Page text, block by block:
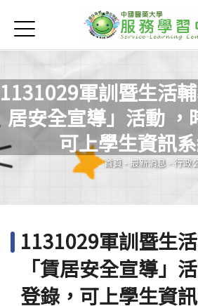
首頁
學務處首頁(link is external)
服學資訊
最新消息
Open submenu (相關連結)
相關連結
Open submenu (活動集錦)
Open submenu (服務智庫)
服務智庫
服學專刊
Jump to
Jump to Main
1131029軍訓暨生活
居安全宣導」活動 ，
可上學生資訊
您在這裡
首頁 - 最新消息 -行政
1131029軍訓暨生
「賃居安全宣導」
登錄，可上學生資